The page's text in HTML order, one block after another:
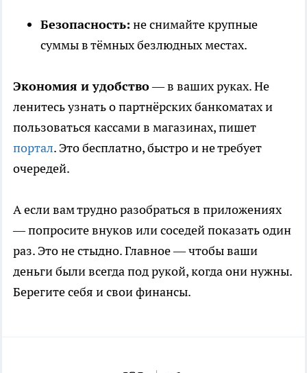
Безопасность: не снимайте крупные
суммы в тёмных безлюдных местах.
Экономия и удобство— в ваших руках. Не
ленитесь узнать о партнёрских банкоматах и
пользоваться кассами в магазинах, пишет
портал. Это бесплатно, быстро и не требует
очередей.
А если вам трудно разобраться в приложениях
— попросите внуков или соседей показать один
раз. Это не стыдно. Главное — чтобы ваши
деньги были всегда под рукой, когда они нужны.
Берегите себя и свои финансы.